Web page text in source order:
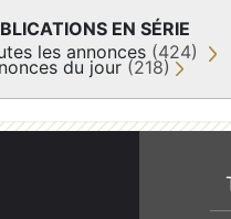
EN SÉRIE
les annonces (424)
du jour (218)